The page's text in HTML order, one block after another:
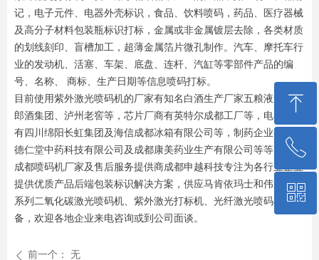
记，电子元件、电器外壳标识，食品、饮料喷码，药品、医疗器械
及高分子材料包装瓶标识打标，金属或非金属镀层去除，各类材质
的划线刻印、盲槽加工，超薄金属箔片微孔制作。汽车、摩托车行
业的发动机、活塞、车架、底盘、连杆、汽缸等零部件产品的编
号、名称、 商标、生产日期等信息喷码打标。
目前使用紫外激光喷码机的厂家有知名白酒生产厂家五粮液集团、
郎酒集团、泸州老窖等，芯片厂商有英特尔成都工厂等，电器厂家
有四川绵阳长虹集团及海信成都冰箱有限公司等，制药企业有四川
德仁堂中药科技有限公司及成都康美药业生产有限公司等等。
成都喷码机厂家及售后服务提供商成都申越科技专注为各行业企业
提供优质产品后端包装标识解决方案，供应马肯依玛士和伟迪捷全
系列二氧化碳激光喷码机、紫外激光打标机、光纤激光喷码机等设
备，欢迎各地企业来电咨询或到公司面谈。
ꄴ 前一个： 无
ꁸ
回到顶部
ꂅ
18180524098
ꀥ